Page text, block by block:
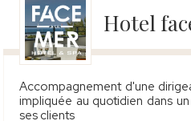
Hotel
Accompagnement d'une
impliquée au quotidien dans
ses clients